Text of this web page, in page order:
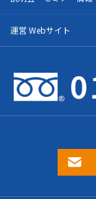
運営 Webサイト